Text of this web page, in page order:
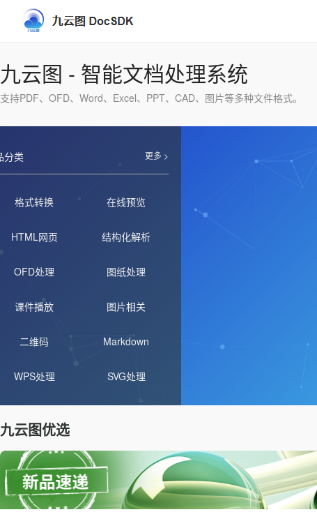
九云图 - 智能文档处理系统
支持PDF、OFD、Word、Excel、PPT、CAD、图片等多种文件格式。
分类 更多 >
格式转换 在线预览
HTML网页 结构化解析
OFD处理 图纸处理
课件播放 图片相关
二维码 Markdown
WPS处理 SVG处理
九云图优选